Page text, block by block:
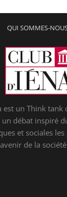
QUI SOMMES-
est un Think tank
débat inspiré
et sociales
de la